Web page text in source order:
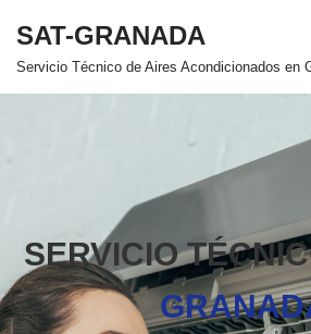
Saltar
SAT-GRANADA
Servicio Técnico de Aires Acondicionados en
SERVICIO